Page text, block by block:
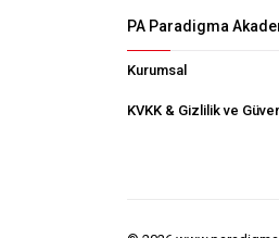
PA Paradigma
Kurumsal
KVKK & Gizlilik ve